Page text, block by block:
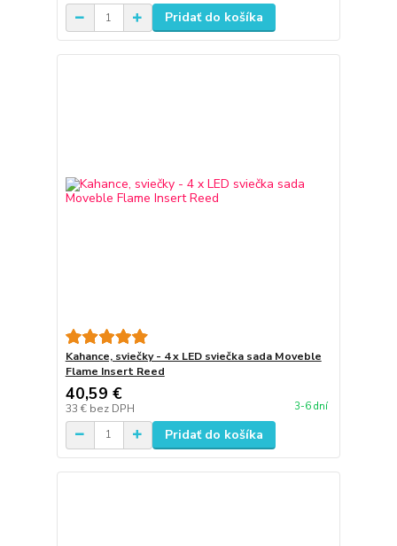
Pridať do košíka
Kahance, sviečky - 4 x LED sviečka sada Moveble
Flame Insert Reed
40,59 €
33 € bez DPH 3-6 dní
Pridať do košíka